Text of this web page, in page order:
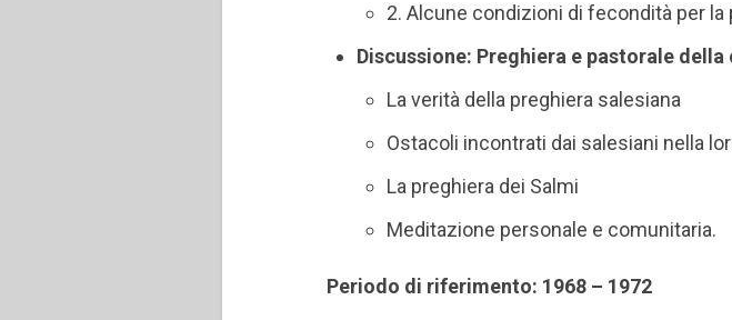
2. Alcune condizioni di fecondità per
Discussione: Preghiera e pastorale della
La verità della preghiera salesiana
Ostacoli incontrati dai salesiani nella
La preghiera dei Salmi
Meditazione personale e comunitaria.
Periodo di riferimento: 1968 – 1972